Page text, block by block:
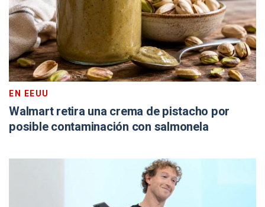
EN EEUU
Walmart retira una crema de pistacho por
posible contaminación con salmonela